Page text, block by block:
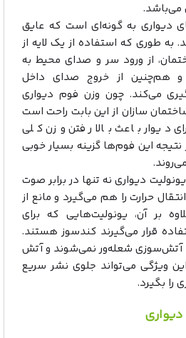
دیواری به گونه‌ای است که عایق
طوری که استفاده از یک لایه از
از ورود سر و صدای محیط به
هم‌چنین از خروج صدای داخل
می‌کند. چون وزن فوم دیواری
سازان از این بابت راحت است
دیوار باعث بالا رفتن وزن کلی
این فوم‌ها گزینه بسیار خوبی
دیواری نه تنها در برابر صوت
حرارت را هم می‌گیرد و مانع از
بر آن، یونولیت‌هایی که برای
قرار می‌گیرند کندسوز هستند.
آتش‌سوزی شعله‌ور نمی‌شوند و آتش
ویژگی می‌تواند جلوی نشر سریع
بگیرد.